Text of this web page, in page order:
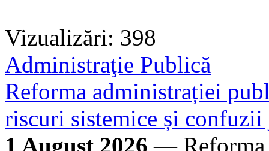
Vizualizări: 398
Administraţie Publică
Reforma administrației
riscuri sistemice și
1 August 2026 — Reforma